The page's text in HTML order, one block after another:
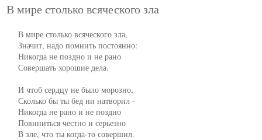
В мире столько всяческого зла
     В мире столько всяческого зла,
     Значит, надо помнить постоянно:
     Никогда не поздно и не рано
     Совершать хорошие дела.
     И чтоб сердцу не было морозно,
     Сколько бы ты бед ни натворил -
     Никогда не рано и не поздно
     Повиниться честно и серьезно
     В зле, что ты когда-то совершил.